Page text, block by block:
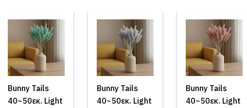
Bunny Tails
40~50εκ. Light
Bunny Tails
40~50εκ. Light
Bunny Tails
40~50εκ. Light